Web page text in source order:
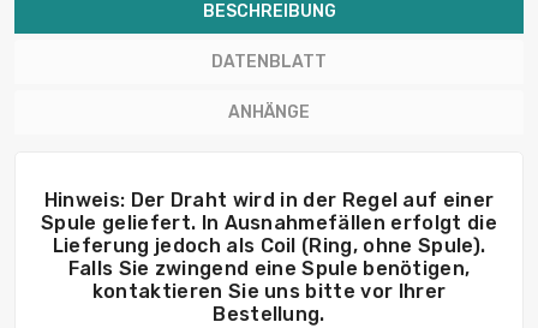
BESCHREIBUNG
DATENBLATT
ANHÄNGE
Hinweis: Der Draht wird in der Regel auf einer
Spule geliefert. In Ausnahmefällen erfolgt die
Lieferung jedoch als Coil (Ring, ohne Spule).
Falls Sie zwingend eine Spule benötigen,
kontaktieren Sie uns bitte vor Ihrer
Bestellung.